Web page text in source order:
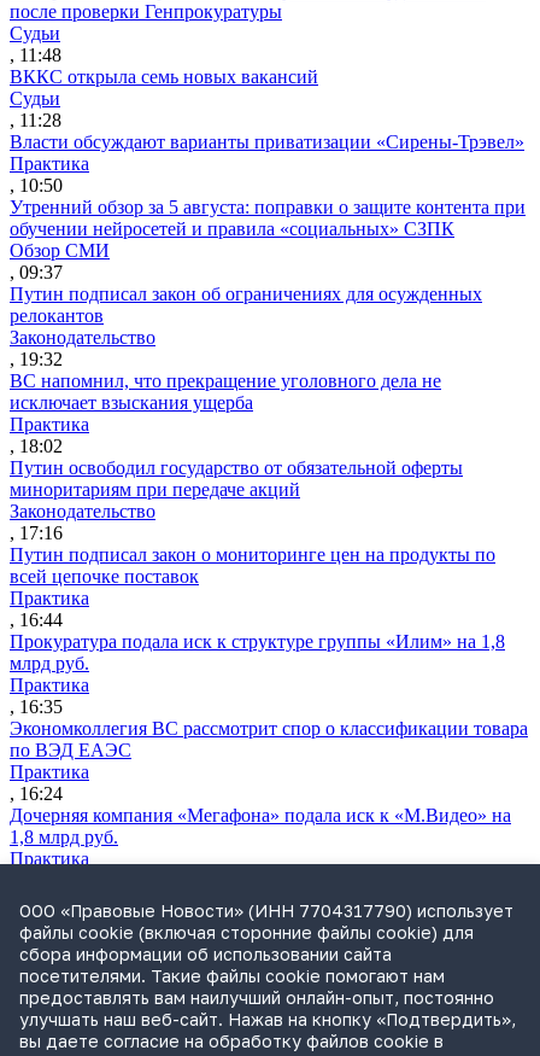
после проверки Генпрокуратуры
Судьи
, 11:48
ВККС открыла семь новых вакансий
Судьи
, 11:28
Власти обсуждают варианты приватизации «Сирены-Трэвел»
Практика
, 10:50
Утренний обзор за 5 августа: поправки о защите контента при
обучении нейросетей и правила «социальных» СЗПК
Обзор СМИ
, 09:37
Путин подписал закон об ограничениях для осужденных
релокантов
Законодательство
, 19:32
ВС напомнил, что прекращение уголовного дела не
исключает взыскания ущерба
Практика
, 18:02
Путин освободил государство от обязательной оферты
миноритариям при передаче акций
Законодательство
, 17:16
Путин подписал закон о мониторинге цен на продукты по
всей цепочке поставок
Практика
, 16:44
Прокуратура подала иск к структуре группы «Илим» на 1,8
млрд руб.
Практика
, 16:35
Экономколлегия ВС рассмотрит спор о классификации товара
по ВЭД ЕАЭС
Практика
, 16:24
Дочерняя компания «Мегафона» подала иск к «М.Видео» на
1,8 млрд руб.
Практика
СИП проверит отмену патента на систему управления
устройствами после возражений «Яндекса»
Практика
, 15:17
Суды 10 стран рассматривают иски российской «дочки»
Google о возврате дивидендов
Международная практика
ООО «Правовые Новости» (ИНН 7704317790) использует
файлы cookie (включая сторонние файлы cookie) для
сбора информации об использовании сайта
посетителями. Такие файлы cookie помогают нам
предоставлять вам наилучший онлайн-опыт, постоянно
улучшать наш веб-сайт. Нажав на кнопку «Подтвердить»,
вы даете согласие на обработку файлов cookie в